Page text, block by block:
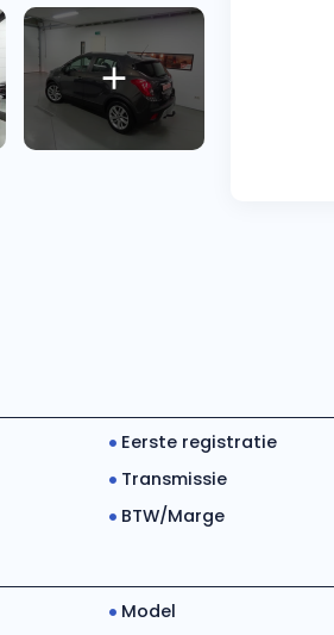
Eerste registratie
Transmissie
BTW/Marge
Model